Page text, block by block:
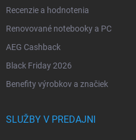
Recenzie a hodnotenia
Renovované notebooky a PC
AEG Cashback
Black Friday 2026
Benefity výrobkov a značiek
SLUŽBY V PREDAJNI